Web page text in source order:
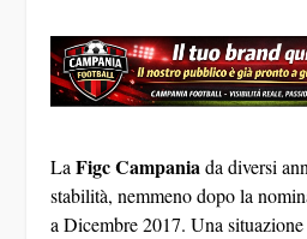
LaFigc Campaniada diversi
stabilità, nemmeno dopo la
a Dicembre 2017. Una